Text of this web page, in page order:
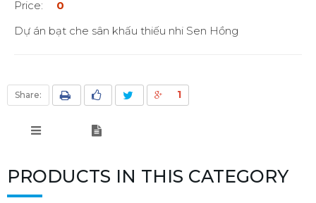
Price:
0
Dự án bạt che sân khấu thiếu nhi Sen Hồng
Share: 1
PRODUCTS IN THIS CATEGORY